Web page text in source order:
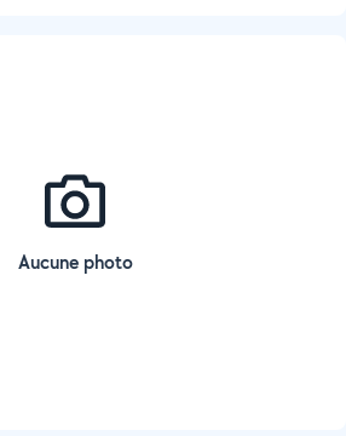
Aucune photo